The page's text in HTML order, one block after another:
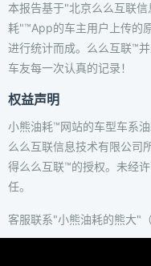
本报告基于"北京么么互联
耗"™App的车主用户上传的
进行统计而成。么么互联™
车友每一次认真的记录！
权益声明
小熊油耗™网站的车型车系
么么互联信息技术有限公司
得么么互联™的授权。未经
任。
客服联系"小熊油耗的熊大"